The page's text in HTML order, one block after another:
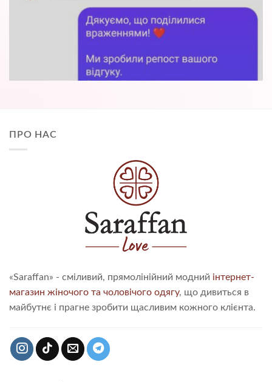
ПРО НАС
«Saraffan» - сміливий, прямолінійний модний інтернет-
магазин жіночого та чоловічого одягу, що дивиться в
майбутнє і прагне зробити щасливим кожного клієнта.